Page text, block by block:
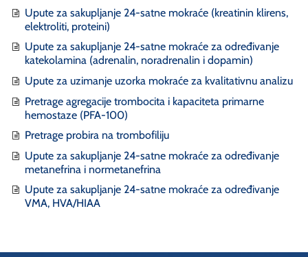
Upute za sakupljanje 24-satne mokraće (kreatinin klirens,
elektroliti, proteini)
Upute za sakupljanje 24-satne mokraće za određivanje
katekolamina (adrenalin, noradrenalin i dopamin)
Upute za uzimanje uzorka mokraće za kvalitativnu analizu
Pretrage agregacije trombocita i kapaciteta primarne
hemostaze (PFA-100)
Pretrage probira na trombofiliju
Upute za sakupljanje 24-satne mokraće za određivanje
metanefrina i normetanefrina
Upute za sakupljanje 24-satne mokraće za određivanje
VMA, HVA/HIAA